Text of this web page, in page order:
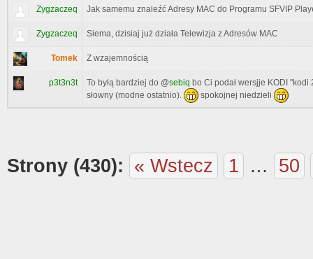
Zygzaczeq Jak samemu znaleźć Adresy MAC do Programu SFVIP
Zygzaczeq Siema, dzisiaj już działa Telewizja z Adresów MAC
Tomek Z wzajemnością
p3t3n3t To byłą bardziej do @sebiq bo Ci podał wersjje KODI
słowny (modne ostatnio).
spokojnej niedzieli
Strony (430): « Wstecz 1 … 50